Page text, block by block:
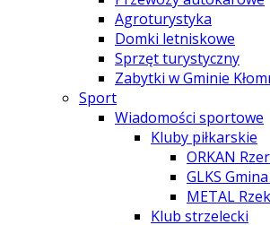
Agroturystyka
Domki letniskowe
Sprzęt turystyczny
Zabytki w Gminie
Sport
Wiadomości sportowe
Kluby piłkarskie
ORKAN
GLKS
METAL
Klub strzelecki